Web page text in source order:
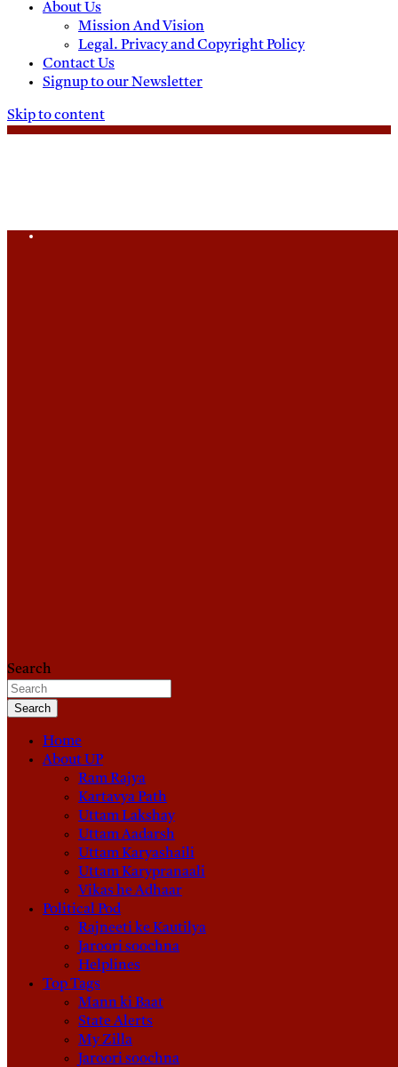
About Us
Mission And Vision
Legal. Privacy and Copyright Policy
Contact Us
Signup to our Newsletter
Skip to content
Search
Search
Home
About UP
Ram Rajya
Kartavya Path
Uttam Lakshay
Uttam Aadarsh
Uttam Karyashaili
Uttam Karypranaali
Vikas he Adhaar
Political Pod
Rajneeti ke Kautilya
Jaroori soochna
Helplines
Top Tags
Mann ki Baat
State Alerts
My Zilla
Jaroori soochna